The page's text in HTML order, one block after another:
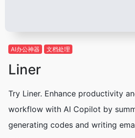
AI办公神器 文档处理
Liner
Try Liner. Enhance productivity
workflow with AI Copilot by
generating codes and writing